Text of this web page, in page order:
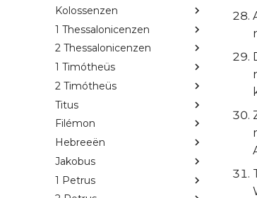
Kolossenzen
1 Thessalonicenzen
2 Thessalonicenzen
1 Timótheüs
2 Timótheüs
Titus
Filémon
Hebreeën
Jakobus
1 Petrus